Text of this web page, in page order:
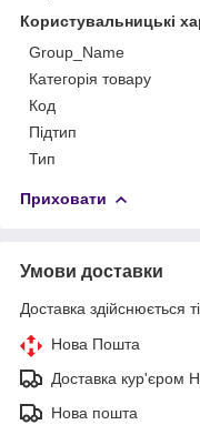
Користувальницькі
Group_Name
Категорія товару
Код
Підтип
Тип
Приховати
Умови доставки
Доставка здійснюється
Нова Пошта
Доставка кур'єром
Нова пошта